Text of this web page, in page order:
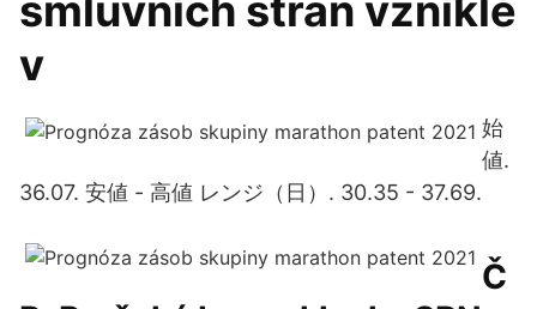
smluvních stran vzniklé
v
始
値.
36.07. 安値 - 高値 レンジ（日）. 30.35 - 37.69.
Č